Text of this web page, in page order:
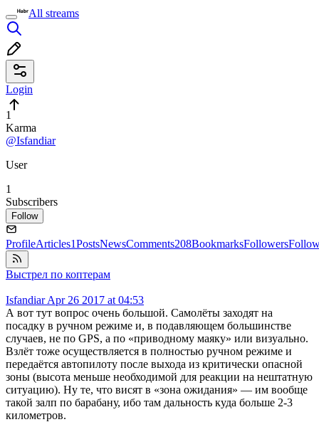
All streams
Login
1
Karma
@Isfandiar
User
1
Subscribers
Follow
ProfileArticles1PostsNewsComments208BookmarksFollowers
Выстрел по коптерам
IsfandiarApr 26 2017 at 04:53
А вот тут вопрос очень большой. Самолёты заходят на
посадку в ручном режиме и, в подавляющем большинстве
случаев, не по GPS, а по «приводному маяку» или визуально.
Взлёт тоже осуществляется в полностью ручном режиме и
передаётся автопилоту после выхода из критически опасной
зоны (высота меньше необходимой для реакции на нештатную
ситуацию). Ну те, что висят в «зона ожидания» — им вообще
такой залп по барабану, ибо там дальность куда больше 2-3
километров.